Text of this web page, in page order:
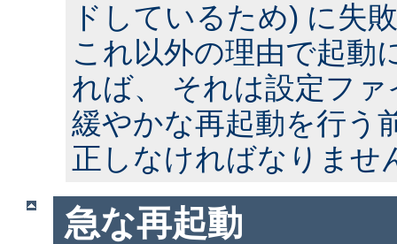
ドしているため) に失
これ以外の理由で起動
れば、 それは設定フ
緩やかな再起動を行う
正しなければなりませ
急な再起動